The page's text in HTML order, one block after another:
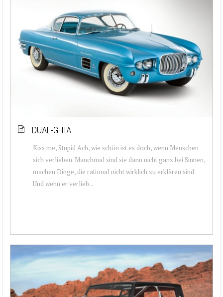
DUAL-GHIA
Kiss me, Stupid Ach, wie schön ist es doch, wenn Menschen
sich verlieben. Manchmal sind sie dann nicht ganz bei Sinnen,
machen Dinge, die rational nicht wirklich zu erklären sind.
Und wenn er verlieb...